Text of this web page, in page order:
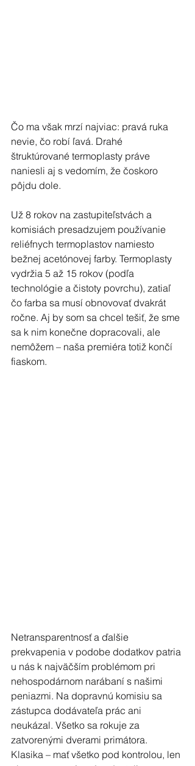
Čo ma však mrzí najviac: pravá ruka
nevie, čo robí ľavá. Drahé
štruktúrované termoplasty práve
naniesli aj s vedomím, že čoskoro
pôjdu dole.
Už 8 rokov na zastupiteľstvách a
komisiách presadzujem používanie
reliéfnych termoplastov namiesto
bežnej acetónovej farby. Termoplasty
vydržia 5 až 15 rokov (podľa
technológie a čistoty povrchu), zatiaľ
čo farba sa musí obnovovať dvakrát
ročne. Aj by som sa chcel tešiť, že sme
sa k nim konečne dopracovali, ale
nemôžem – naša premiéra totiž končí
fiaskom.
Netransparentnosť a ďalšie
prekvapenia v podobe dodatkov patria
u nás k najväčším problémom pri
nehospodárnom narábaní s našimi
peniazmi. Na dopravnú komisiu sa
zástupca dodávateľa prác ani
neukázal. Všetko sa rokuje za
zatvorenými dverami primátora.
Klasika – mať všetko pod kontrolou, len